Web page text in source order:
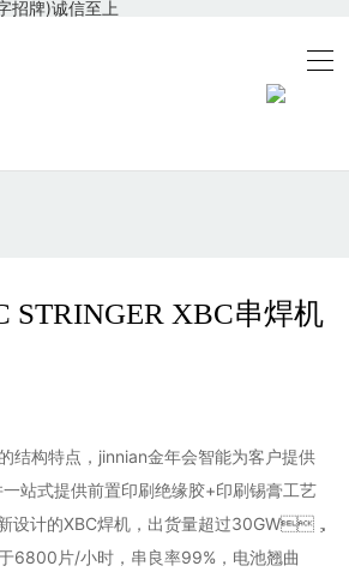
招牌)诚信至上
STRINGER XBC串焊机
结构特点，jinnian金年会智能为客户提供
一站式提供前置印刷绝缘胶+印刷锡膏工艺
设计的XBC焊机，出货量超过30GW，
片/小时，串良率99%，电池翘曲